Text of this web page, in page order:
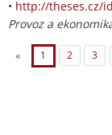
• http://theses.cz/
Provoz a
« 1 2 3